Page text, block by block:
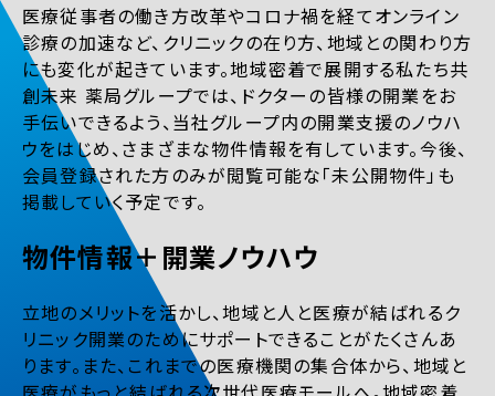
医療従事者の働き方改革やコロナ禍を経てオンライン
診療の加速など、クリニックの在り方、地域との関わり方
にも変化が起きています。地域密着で展開する私たち共
創未来 薬局グループでは、ドクターの皆様の開業をお
手伝いできるよう、当社グループ内の開業支援のノウハ
ウをはじめ、さまざまな物件情報を有しています。今後、
会員登録された方のみが閲覧可能な「未公開物件」も
掲載していく予定です。
物件情報＋開業ノウハウ
立地のメリットを活かし、地域と人と医療が結ばれるク
リニック開業のためにサポートできることがたくさんあ
ります。また、これまでの医療機関の集合体から、地域と